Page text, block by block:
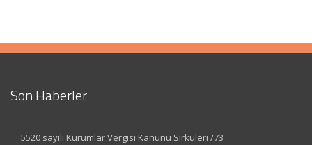
Son Haberler
5520 sayılı Kurumlar Vergisi Kanunu Sirküleri /73